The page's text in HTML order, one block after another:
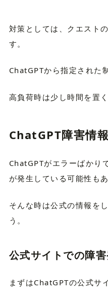
対策としては、クエスト
す。
ChatGPTから指定された
高負荷時は少し時間を置
ChatGPT障害情
ChatGPTがエラーばかり
が発生している可能性もあ
そんな時は公式の情報を
う。
公式サイトでの障
まずはChatGPTの公式サ